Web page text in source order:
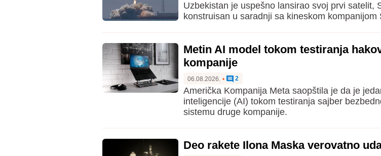
Uzbekistan je uspešno lansirao svoj prvi satelit,
konstruisan u saradnji sa kineskom kompanijom
Metin AI model tokom testiranja
kompanije
06.08.2026. • 2
Američka Kompanija Meta saopštila je da je
inteligencije (AI) tokom testiranja sajber
sistemu druge kompanije.
Deo rakete Ilona Maska verovatno